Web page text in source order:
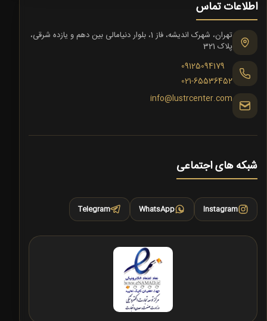
اطلاعات تماس
تهران، شهرک اندیشه، فاز 1، بلوار دنیامالی بین دهم و یازده شرقی،
پلاک 321
09125094179
021-65536452
info@lustrcenter.com
شبکه های اجتماعی
Instagram
WhatsApp
Telegram